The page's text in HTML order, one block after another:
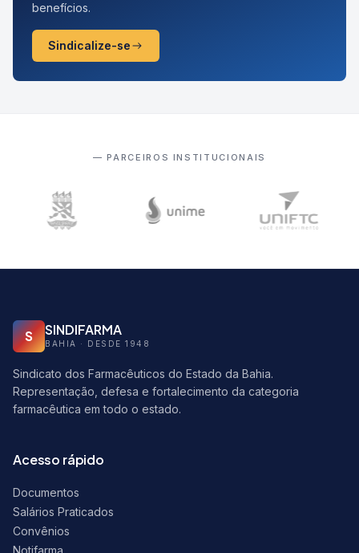
benefícios.
Sindicalize-se
— PARCEIROS INSTITUCIONAIS
S SINDIFARMA
BAHIA · DESDE 1948
Sindicato dos Farmacêuticos do Estado da Bahia.
Representação, defesa e fortalecimento da categoria
farmacêutica em todo o estado.
Acesso rápido
Documentos
Salários Praticados
Convênios
Notifarma